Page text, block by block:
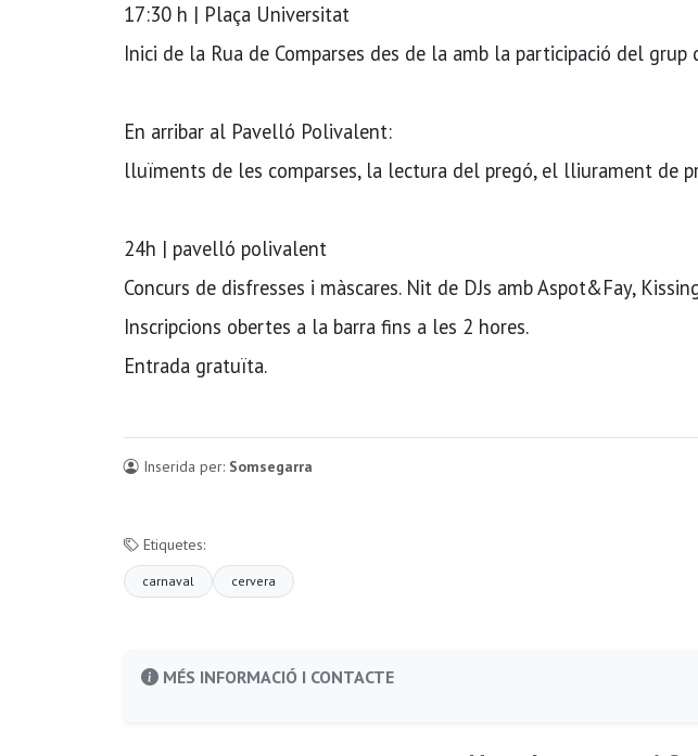
17:30 h | Plaça Universitat
Inici de la Rua de Comparses des de la amb la participació del grup
En arribar al Pavelló Polivalent:
lluïments de les comparses, la lectura del pregó, el lliurament de
24h | pavelló polivalent
Concurs de disfresses i màscares. Nit de DJs amb Aspot&Fay,
Inscripcions obertes a la barra fins a les 2 hores.
Entrada gratuïta.
Inserida per: Somsegarra
Etiquetes:
carnaval cervera
MÉS INFORMACIÓ I CONTACTE